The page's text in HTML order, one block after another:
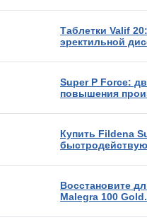
Таблетки Valif
эректильной
Super P Force:
повышения
Купить Fildena
Восстановите
Malegra 100 Gold.